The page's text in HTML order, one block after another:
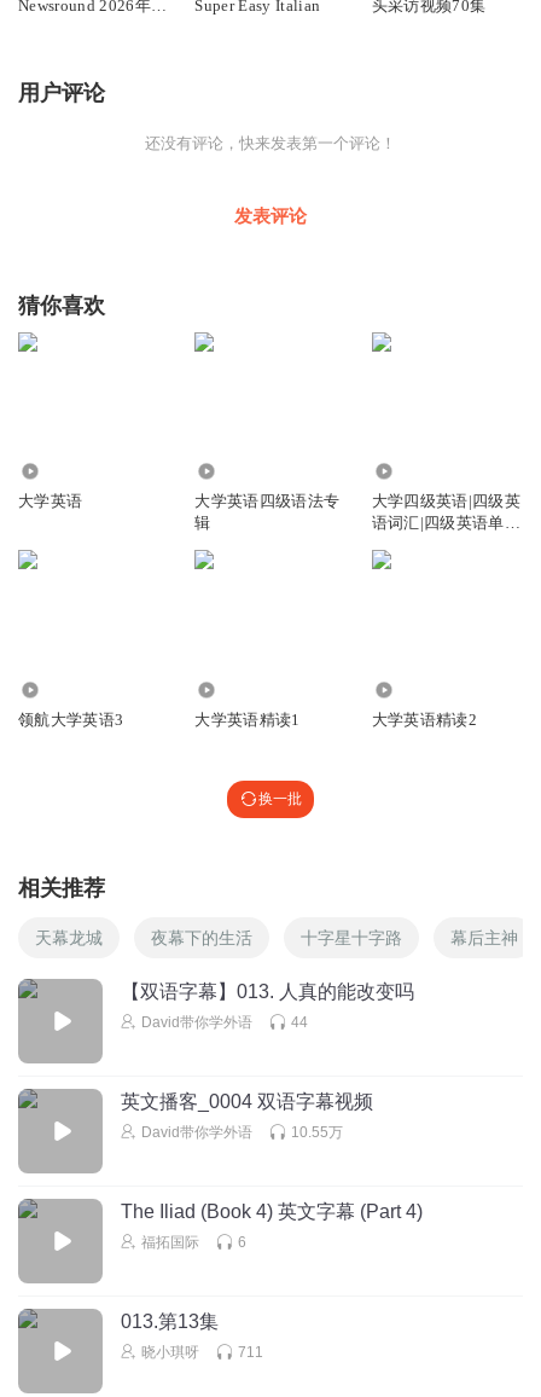
Newsround 2026年更
Super Easy Italian
头采访视频70集
用户评论
还没有评论，快来发表第一个评论！
发表评论
猜你喜欢
大学英语
大学英语四级语法专
辑
大学四级英语|四级英
语词汇|四级英语单
领航大学英语3 大学英语精读1 大学英语精读2
换一批
相关推荐
天幕龙城 夜幕下的生活 十字星十字路 幕后主神
【双语字幕】013. 人真的能改变吗
David带你学外语 44
英文播客_0004 双语字幕视频
David带你学外语 10.55万
The Iliad (Book 4) 英文字幕 (Part 4)
福拓国际 6
013.第13集
晓小琪呀 711